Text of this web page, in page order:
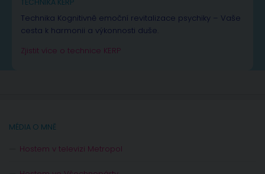
Technika Kognitivně emoční revitalizace psychiky – Vaše
cesta k harmonii a výkonnosti duše.
Zjistit více o technice KERP
MÉDIA O MNĚ
Hostem v televizi Metropol